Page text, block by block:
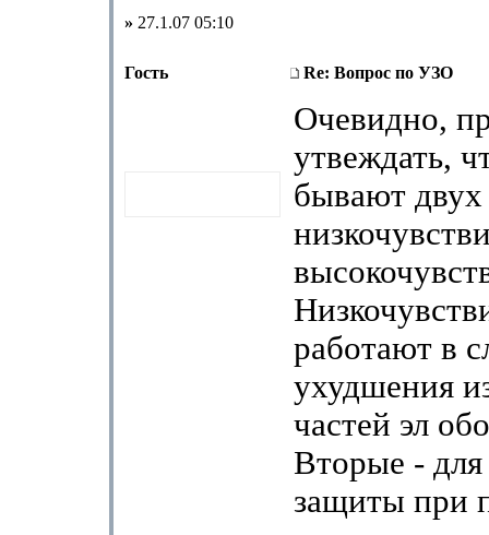
» 27.1.07 05:10
Гость Re: Вопрос по УЗО
Очевидно,
утвеждать,
бывают двух
работают в
ухудшения
частей эл
Вторые - для
защиты при